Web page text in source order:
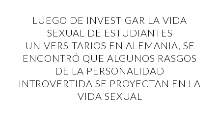
LUEGO DE INVESTIGAR LA VIDA
SEXUAL DE ESTUDIANTES
UNIVERSITARIOS EN ALEMANIA, SE
ENCONTRÓ QUE ALGUNOS RASGOS
DE LA PERSONALIDAD
INTROVERTIDA SE PROYECTAN EN LA
VIDA SEXUAL